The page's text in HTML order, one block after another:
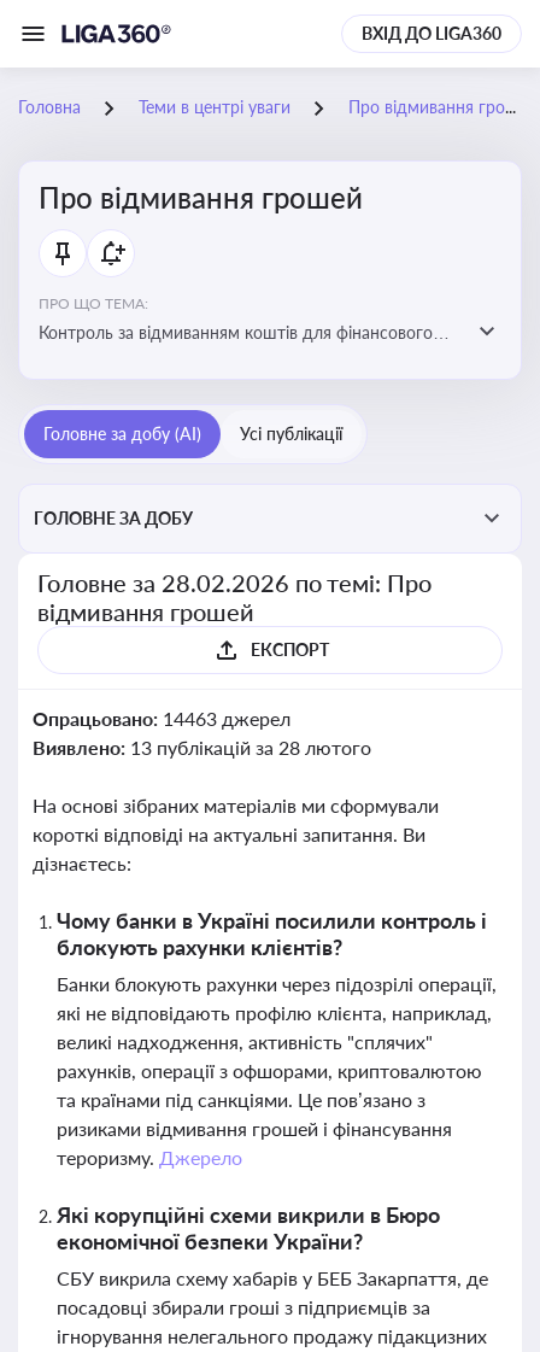
ВХІД ДО LIGA360
Головна Теми в центрі уваги Про відмивання грошей
Про відмивання грошей
ПРО ЩО ТЕМА:
Контроль за відмиванням коштів для фінансового
сплати податків. Вбудовування AML у договори та
Головне за добу (AI) Усі публікації
ГОЛОВНЕ ЗА ДОБУ
Головне за 28.02.2026 по темі: Про
відмивання грошей
ЕКСПОРТ
Опрацьовано: 14463 джерел
Виявлено: 13 публікацій за 28 лютого
На основі зібраних матеріалів ми сформували
короткі відповіді на актуальні запитання. Ви
дізнаєтесь:
Чому банки в Україні посилили контроль і
блокують рахунки клієнтів?
Банки блокують рахунки через підозрілі операції,
які не відповідають профілю клієнта, наприклад,
великі надходження, активність "сплячих"
рахунків, операції з офшорами, криптовалютою
та країнами під санкціями. Це пов’язано з
ризиками відмивання грошей і фінансування
тероризму. Джерело
Які корупційні схеми викрили в Бюро
економічної безпеки України?
СБУ викрила схему хабарів у БЕБ Закарпаття, де
посадовці збирали гроші з підприємців за
ігнорування нелегального продажу підакцизних